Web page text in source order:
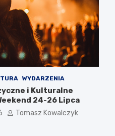
WYDARZENIA
i Kulturalne
24-26 Lipca
Tomasz Kowalczyk